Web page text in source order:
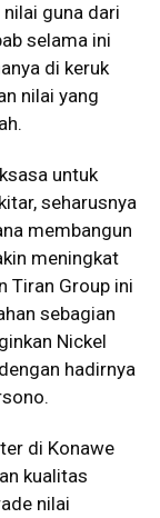
guna dari
selama ini
di keruk
nilai yang
untuk
seharusnya
membangun
meningkat
Tiran Group ini
sebagian
Nickel
hadirnya
di Konawe
kualitas
nilai